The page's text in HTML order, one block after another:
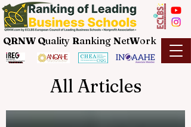
QRNW Quality Ranking NetWork
All Articles